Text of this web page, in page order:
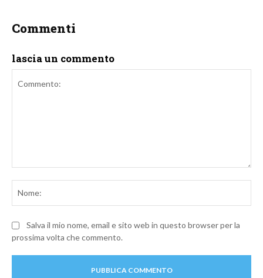
Commenti
lascia un commento
Salva il mio nome, email e sito web in questo browser per la
prossima volta che commento.